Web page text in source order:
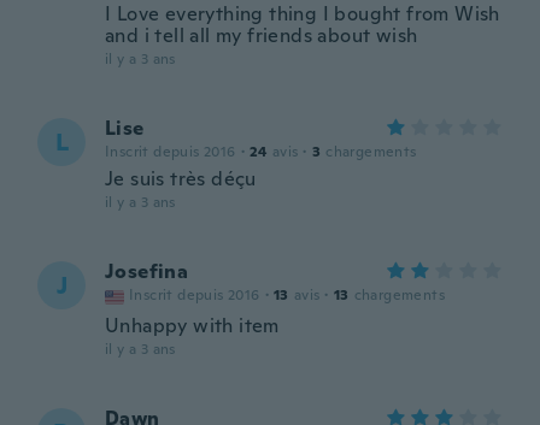
I Love everything thing I bought from Wish
and i tell all my friends about wish
il y a 3 ans
L Lise
Inscrit depuis 2016 · 24 avis · 3 chargements
Je suis très déçu
il y a 3 ans
J Josefina
Inscrit depuis 2016 · 13 avis · 13 chargements
Unhappy with item
il y a 3 ans
Dawn